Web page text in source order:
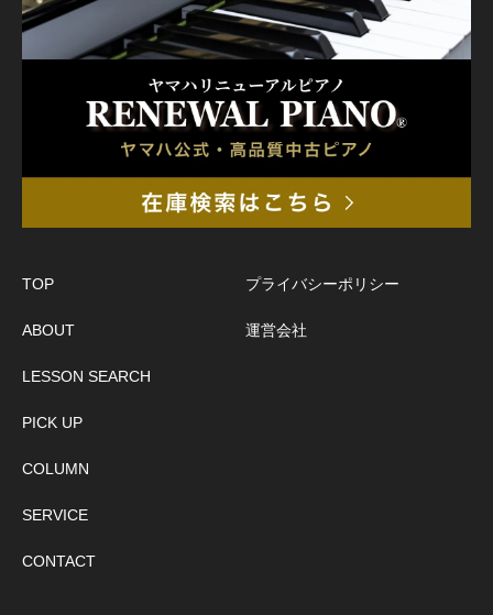
TOP
ABOUT
LESSON SEARCH
PICK UP
COLUMN
SERVICE
CONTACT
プライバシーポリシー
運営会社